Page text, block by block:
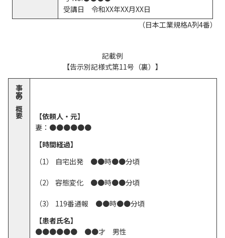
受講日 令和XX年XX月XX日
（日本工業規格A列4番）
記載例
【告示別記様式第11号（裏）】
事案の概要
【依頼人・元】
妻：●●●●●●
【時間経過】
自宅出発 ●●時●●分頃
容態変化 ●●時●●分頃
119番通報 ●●時●●分頃
【患者氏名】
●●●●●● ●●才 男性